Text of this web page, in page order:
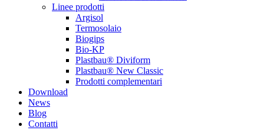
Linee prodotti
Argisol
Termosolaio
Biogips
Bio-KP
Plastbau® Diviform
Plastbau® New Classic
Prodotti complementari
Download
News
Blog
Contatti